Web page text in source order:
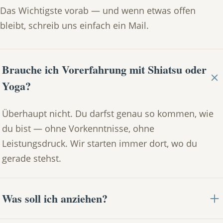
Das Wichtigste vorab — und wenn etwas offen
bleibt, schreib uns einfach ein Mail.
Brauche ich Vorerfahrung mit Shiatsu oder
Yoga?
Überhaupt nicht. Du darfst genau so kommen, wie
du bist — ohne Vorkenntnisse, ohne
Leistungsdruck. Wir starten immer dort, wo du
gerade stehst.
Was soll ich anziehen?